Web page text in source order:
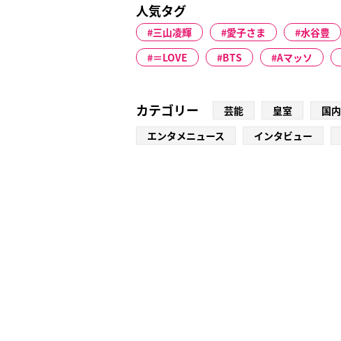
人気タグ
三山凌輝 愛子さま 水谷豊
＝LOVE
BTS Aマッソ
カテゴリー 芸能 皇室 国内
エンタメニュース
インタビュー